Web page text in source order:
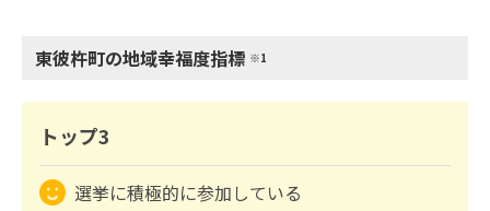
東彼杵町の地域幸福度指標 ※1
トップ3
選挙に積極的に参加している